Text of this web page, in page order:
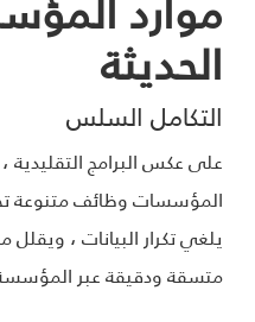
الحديثة
التكامل السلس
على عكس البرامج التقليدية
المؤسسات وظائف متنوعة
يلغي تكرار البيانات ،
متسقة ودقيقة عبر